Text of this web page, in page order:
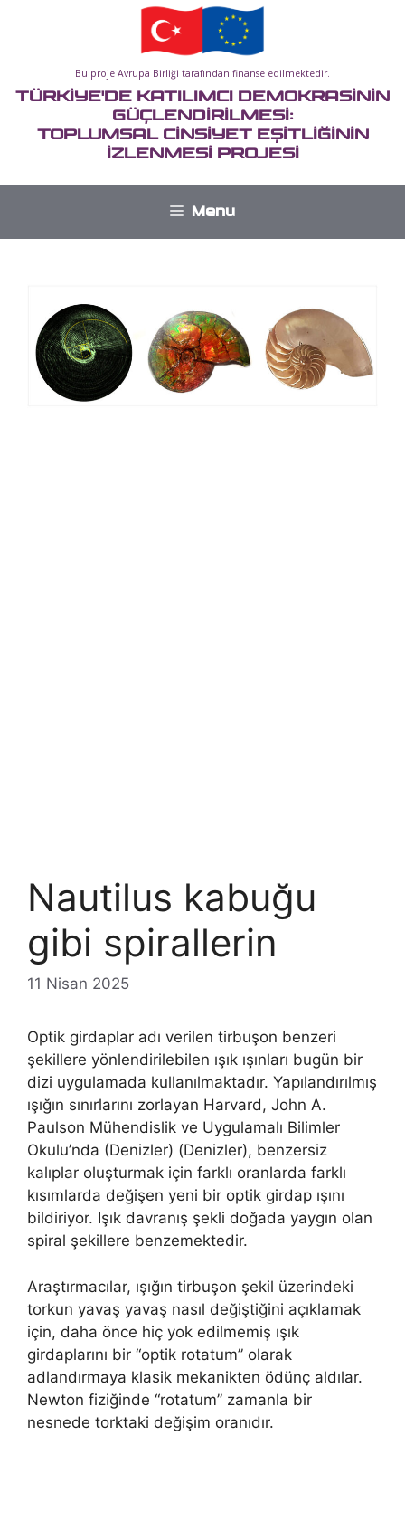
Bu proje Avrupa Birliği tarafından finanse edilmektedir.
TÜRKİYE'DE KATILIMCI DEMOKRASİNİN
GÜÇLENDİRİLMESİ:
TOPLUMSAL CİNSİYET EŞİTLİĞİNİN
İZLENMESİ PROJESİ
Menu
Nautilus kabuğu
gibi spirallerin
11 Nisan 2025
Optik girdaplar adı verilen tirbuşon benzeri
şekillere yönlendirilebilen ışık ışınları bugün bir
dizi uygulamada kullanılmaktadır. Yapılandırılmış
ışığın sınırlarını zorlayan Harvard, John A.
Paulson Mühendislik ve Uygulamalı Bilimler
Okulu’nda (Denizler) (Denizler), benzersiz
kalıplar oluşturmak için farklı oranlarda farklı
kısımlarda değişen yeni bir optik girdap ışını
bildiriyor. Işık davranış şekli doğada yaygın olan
spiral şekillere benzemektedir.
Araştırmacılar, ışığın tirbuşon şekil üzerindeki
torkun yavaş yavaş nasıl değiştiğini açıklamak
için, daha önce hiç yok edilmemiş ışık
girdaplarını bir “optik rotatum” olarak
adlandırmaya klasik mekanikten ödünç aldılar.
Newton fiziğinde “rotatum” zamanla bir
nesnede torktaki değişim oranıdır.